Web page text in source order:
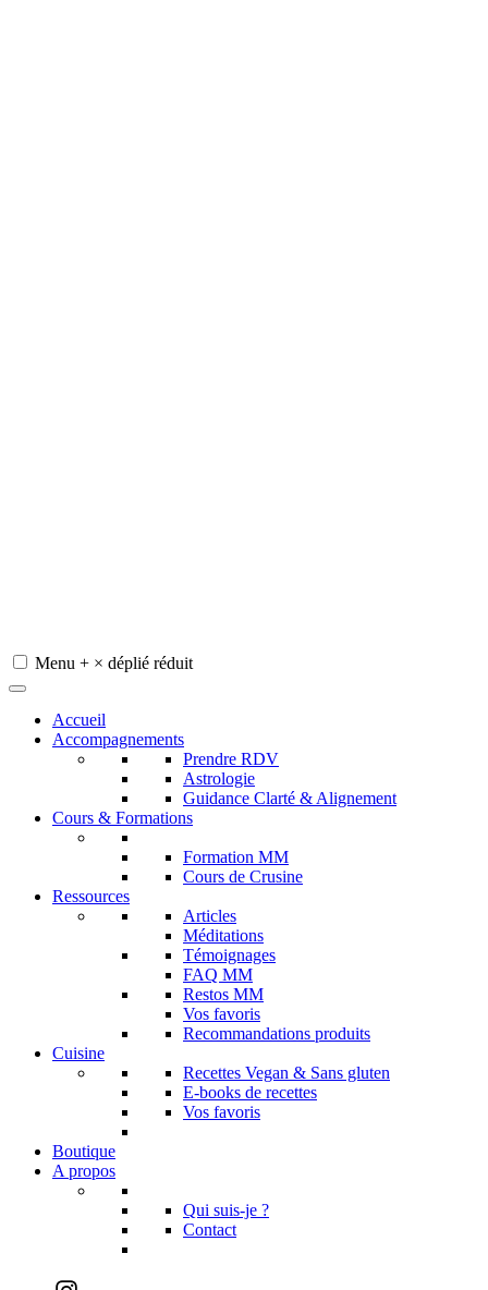
Menu + × déplié réduit
Accueil
Accompagnements
Prendre RDV
Astrologie
Guidance Clarté & Alignement
Cours & Formations
Formation MM
Cours de Crusine
Ressources
Articles
Méditations
Témoignages
FAQ MM
Restos MM
Vos favoris
Recommandations produits
Cuisine
Recettes Vegan & Sans gluten
E-books de recettes
Vos favoris
Boutique
A propos
Qui suis-je ?
Contact
Instagram